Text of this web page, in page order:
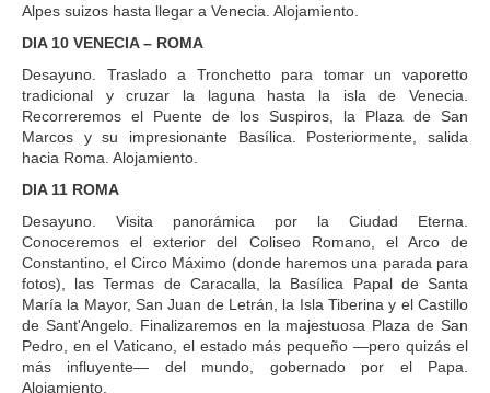
Alpes suizos hasta llegar a Venecia. Alojamiento.
DIA 10 VENECIA – ROMA
Desayuno. Traslado a Tronchetto para tomar un vaporetto
tradicional y cruzar la laguna hasta la isla de Venecia.
Recorreremos el Puente de los Suspiros, la Plaza de San
Marcos y su impresionante Basílica. Posteriormente, salida
hacia Roma. Alojamiento.
DIA 11 ROMA
Desayuno. Visita panorámica por la Ciudad Eterna.
Conoceremos el exterior del Coliseo Romano, el Arco de
Constantino, el Circo Máximo (donde haremos una parada para
fotos), las Termas de Caracalla, la Basílica Papal de Santa
María la Mayor, San Juan de Letrán, la Isla Tiberina y el Castillo
de Sant'Angelo. Finalizaremos en la majestuosa Plaza de San
Pedro, en el Vaticano, el estado más pequeño —pero quizás el
más influyente— del mundo, gobernado por el Papa.
Alojamiento.